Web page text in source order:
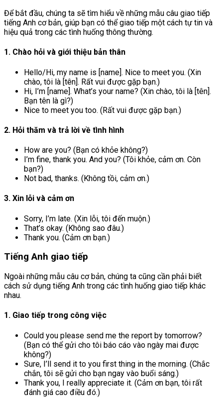
Để bắt đầu, chúng ta sẽ tìm hiểu về những mẫu câu giao tiếp
tiếng Anh cơ bản, giúp bạn có thể giao tiếp một cách tự tin và
hiệu quả trong các tình huống thông thường.
1. Chào hỏi và giới thiệu bản thân
Hello/Hi, my name is [name]. Nice to meet you. (Xin
chào, tôi là [tên]. Rất vui được gặp bạn.)
Hi, I’m [name]. What’s your name? (Xin chào, tôi là [tên].
Bạn tên là gì?)
Nice to meet you too. (Rất vui được gặp bạn.)
2. Hỏi thăm và trả lời về tình hình
How are you? (Bạn có khỏe không?)
I’m fine, thank you. And you? (Tôi khỏe, cảm ơn. Còn
bạn?)
Not bad, thanks. (Không tồi, cảm ơn.)
3. Xin lỗi và cảm ơn
Sorry, I’m late. (Xin lỗi, tôi đến muộn.)
That’s okay. (Không sao đâu.)
Thank you. (Cảm ơn bạn.)
Tiếng Anh giao tiếp
Ngoài những mẫu câu cơ bản, chúng ta cũng cần phải biết
cách sử dụng tiếng Anh trong các tình huống giao tiếp khác
nhau.
1. Giao tiếp trong công việc
Could you please send me the report by tomorrow?
(Bạn có thể gửi cho tôi báo cáo vào ngày mai được
không?)
Sure, I’ll send it to you first thing in the morning. (Chắc
chắn, tôi sẽ gửi cho bạn ngay vào buổi sáng.)
Thank you, I really appreciate it. (Cảm ơn bạn, tôi rất
đánh giá cao điều đó.)